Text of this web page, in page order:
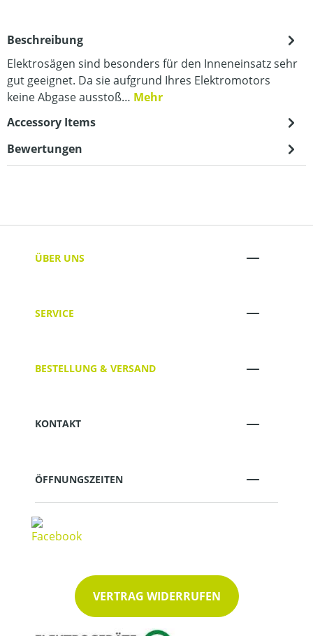
Beschreibung
Elektrosägen sind besonders für den Inneneinsatz sehr
gut geeignet. Da sie aufgrund Ihres Elektromotors
keine Abgase ausstoß… Mehr
Accessory Items
Bewertungen
ÜBER UNS
SERVICE
BESTELLUNG & VERSAND
KONTAKT
ÖFFNUNGSZEITEN
VERTRAG WIDERRUFEN